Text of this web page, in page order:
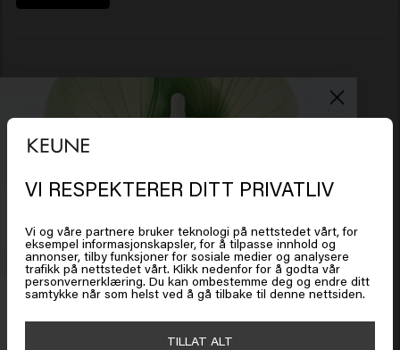
Det ser ut som om du er iUnited
Klikk på Gå eller velg plasseringen din nedenfor
United States of America 🛒
VI RESPEKTERER DITT PRIVATLIV
Vi og våre partnere bruker teknologi på nettstedet vårt, for
eksempel informasjonskapsler, for å tilpasse innhold og
annonser, tilby funksjoner for sosiale medier og analysere
trafikk på nettstedet vårt. Klikk nedenfor for å godta vår
personvernerklæring. Du kan ombestemme deg og endre ditt
samtykke når som helst ved å gå tilbake til denne nettsiden.
TILLAT ALT
Få 20 % rabatt
Meld deg på nyhetsbrevet og få rabatt når du handler for